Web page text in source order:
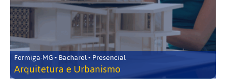
Formiga-MG • Bacharel • Presencial
Arquitetura e Urbanismo